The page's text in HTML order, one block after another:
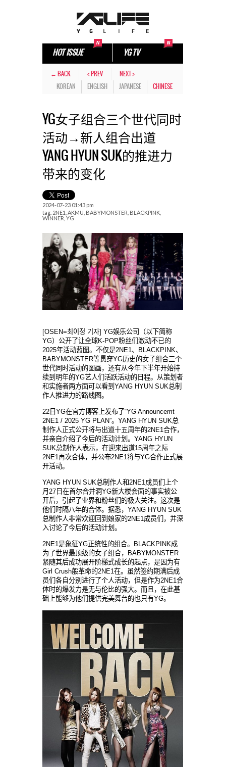
HOT ISSUE YG TV
← BACK < PREV
NEXT >
KOREAN
ENGLISH JAPANESE CHINESE
YG女子组合三个世代同时
活动→新人组合出道
YANG HYUN SUK的推进力
带来的变化
2024-07-23 01:43 pm
tag. 2NE1 AKMU BABYMONSTER BLACKPINK
WINNER ,YG
[OSEN=최이정 기자] YG娱乐公司（以下简称
YG）公开了让全球K-POP粉丝们激动不已的
2025年活动蓝图。不仅是2NE1、BLACKPINK、
BABYMONSTER等贯穿YG历史的女子组合三个
世代同时活动的图画，还有从今年下半年开始持
续到明年的YG艺人们活跃活动的日程。从策划者
和实施者两方面可以看到YANG HYUN SUK总制
作人推进力的路线图。
22日YG在官方博客上发布了“YG Announcemt
2NE1 / 2025 YG PLAN”。YANG HYUN SUK总
制作人正式公开将与出道十五周年的2NE1合作，
并亲自介绍了今后的活动计划。YANG HYUN
SUK总制作人表示，在迎来出道15周年之际
2NE1再次合体，并公布2NE1将与YG合作正式展
开活动。
YANG HYUN SUK总制作人和2NE1成员们上个
月27日在首尔合井洞YG新大楼会面的事实被公
开后，引起了业界和粉丝们的极大关注。这次是
他们时隔八年的合体。据悉，YANG HYUN SUK
总制作人非常欢迎回到娘家的2NE1成员们，并深
入讨论了今后的活动计划。
2NE1是象征YG正统性的组合。BLACKPINK成
为了世界最顶级的女子组合，BABYMONSTER
紧随其后成功展开阶梯式成长的起点，是因为有
Girl Crush般革命的2NE1在。虽然签约期满后成
员们各自分别进行了个人活动，但是作为2NE1合
体时的爆发力是无与伦比的强大。而且，在此基
础上能够为他们提供完美舞台的也只有YG。